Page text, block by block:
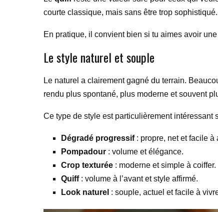
courte classique, mais sans être trop sophistiqué.
En pratique, il convient bien si tu aimes avoir
Le style naturel et souple
Le naturel a clairement gagné du terrain.
rendu plus spontané, plus moderne et souvent
Ce type de style est particulièrement intéressant
Dégradé progressif: propre, net et facile à
Pompadour : volume et élégance.
Crop texturée : moderne et simple à coiffer.
Quiff: volume à l’avant et style affirmé.
Look naturel : souple, actuel et facile à